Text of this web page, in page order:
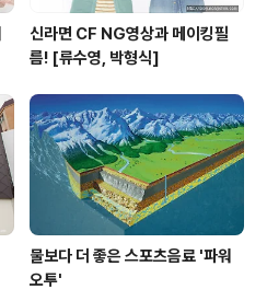
신라면 CF NG영상과 메이킹필
름! [류수영, 박형식]
물보다 더 좋은 스포츠음료 '파워
오투'